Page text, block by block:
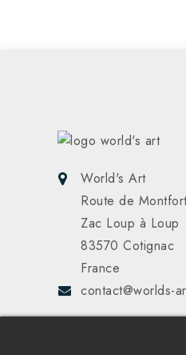
World's Art
Route de
Zac Loup à Loup
83570 Cotignac
France
contact@worlds-